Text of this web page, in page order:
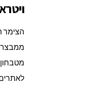
ממבצר